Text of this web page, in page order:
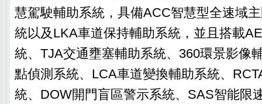
慧駕駛輔助系統，具備ACC智慧型全速域
統以及LKA車道保持輔助系統，並且搭載
統、TJA交通壅塞輔助系統、360環景影像
點偵測系統、LCA車道變換輔助系統、
統、DOW開門盲區警示系統、SAS智能限